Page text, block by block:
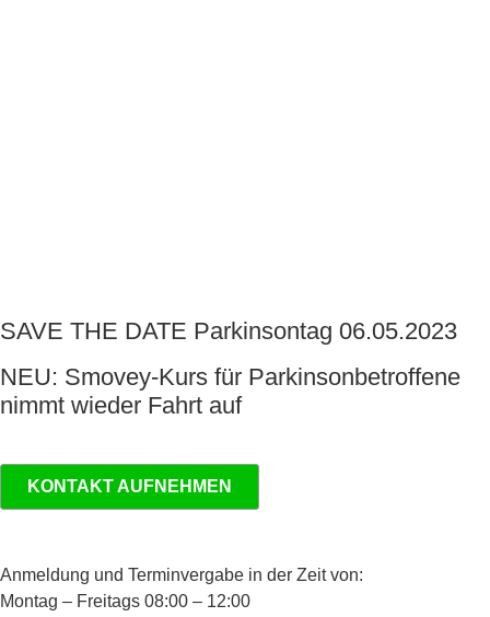
SAVE THE DATE Parkinsontag 06.05.2023
NEU: Smovey-Kurs für Parkinsonbetroffene
nimmt wieder Fahrt auf
KONTAKT AUFNEHMEN
Anmeldung und Terminvergabe in der Zeit von:
Montag – Freitags 08:00 – 12:00